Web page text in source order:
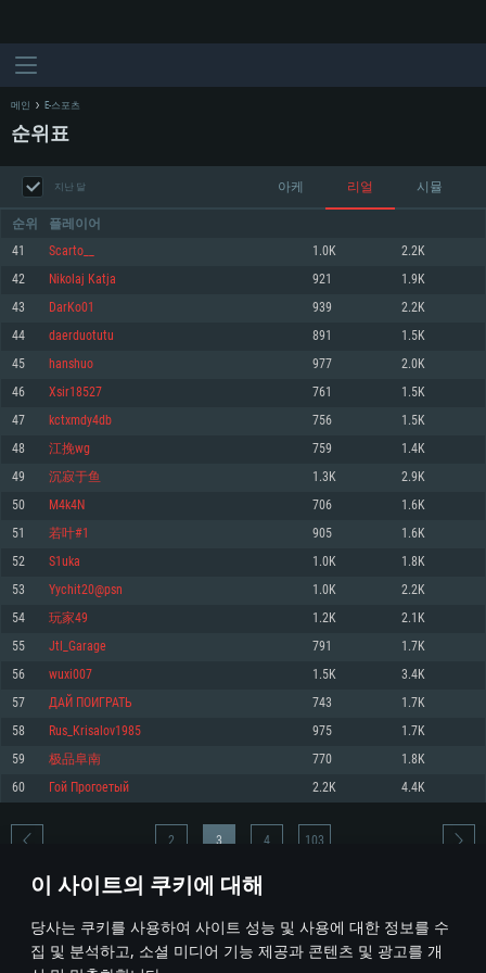
이 사이트의 쿠키에 대해
당사는 쿠키를 사용하여 사이트 성능 및 사용에 대한 정보를 수
집 및 분석하고, 소셜 미디어 기능 제공과 콘텐츠 및 광고를 개
시스템 요구사항
최소사양
운영체제: Windows 10 (64 bit)
프로세서: 2.2 GHz 듀얼코어 이상
메모리: 4GB
그래픽 카드: DirectX 11 이상을 지원하는 AMD Radeon 77XX / NVIDIA
GeForce GT 660. 최소 사양 해상도: 720p
네트워크: 브로드밴드 인터넷
여유 저장 공간: 22.1 GB (최소 클라이언트)
권장 사양
570 혹은 그 이상
여유 저장 공간: 62.2 GB (전체 클라이언트)
최소사양
운영체제: Mac OS Big Sur 11.0
프로세서: 최소 2.2 GHz의 Core i5 (Intel Xeon 은 지원하지 않습니다)
메모리: 6 GB
그래픽 카드: Metal 을 지원하는 Intel Iris Pro 5200 (Mac), 혹은 이와 비슷한 성
능을 가지는 Mac 버전의 AMD/Nvidia. 최소 해상도: 720p
네트워크: 브로드밴드 인터넷
여유 저장 공간: 22.1 GB (최소 클라이언트)
권장 사양
네트워크: 브로드밴드 인터넷
여유 저장 공간: 62.2 GB (전체 클라이언트)
최소사양
운영체제: 64bit Linux 중 최신 버전
프로세서: 2.4 GHz 듀얼코어
메모리: 4 GB
그래픽 카드: Vulkan 을 지원하고, 최신 그래픽 드라이버를 지원하는 NVIDIA
660 (6개월 미만) 혹은 그와 동급의 성능을 가지며 최신 그래픽 드라이버를 지
원하는 AMD (6개월 미만; 최소사양 지원 해상도 720p)
네트워크: 브로드밴드 인터넷
여유 저장 공간: 22.1 GB (최소 클라이언트)
권장 사양
운영체제: Ubuntu 20.04 64bit
프로세서: Intel Core i7
메모리: 16 GB
그래픽 카드: Vulkan 을 지원하고, 최신 그래픽 드라이버를 지원하는 NVIDIA
1060 (6개월 미만) 혹은 그와 동급의 성능을 가지며 최신 그래픽 드라이버를
지원하는 AMD RX 570 (6개월 미만; 최소사양 지원 해상도 720p) 이상
여유 저장 공간: 62.2 GB (전체 클라이언트)
메인 E-스포츠
순위표
지난 달 아케 리얼 시뮬
순위 플레이어
41 Scarto__ 1.0K 2.2K
42 Nikolaj Katja 921 1.9K
43 DarKo01 939 2.2K
44 daerduotutu 891 1.5K
45 hanshuo 977 2.0K
46 Xsir18527 761 1.5K
47 kctxmdy4db 756 1.5K
48 江挽wg 759 1.4K
49 沉寂于鱼 1.3K 2.9K
50 M4k4N 706 1.6K
51 若叶#1 905 1.6K
52 S1uka 1.0K 1.8K
53 Yychit20@psn 1.0K 2.2K
54 玩家49 1.2K 2.1K
55 Jtl_Garage 791 1.7K
56 wuxi007 1.5K 3.4K
57 ДАЙ ПОИГРАТЬ 743 1.7K
58 Rus_Krisalov1985 975 1.7K
59 极品阜南 770 1.8K
60 Гой Прогоетый 2.2K 4.4K
* 순위표는 매일 1회 갱신됩니다
2 3 4 103